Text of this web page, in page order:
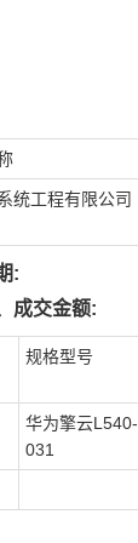
统工程有限公司
:
成交金额:
规格型号
华为擎云L540-
031